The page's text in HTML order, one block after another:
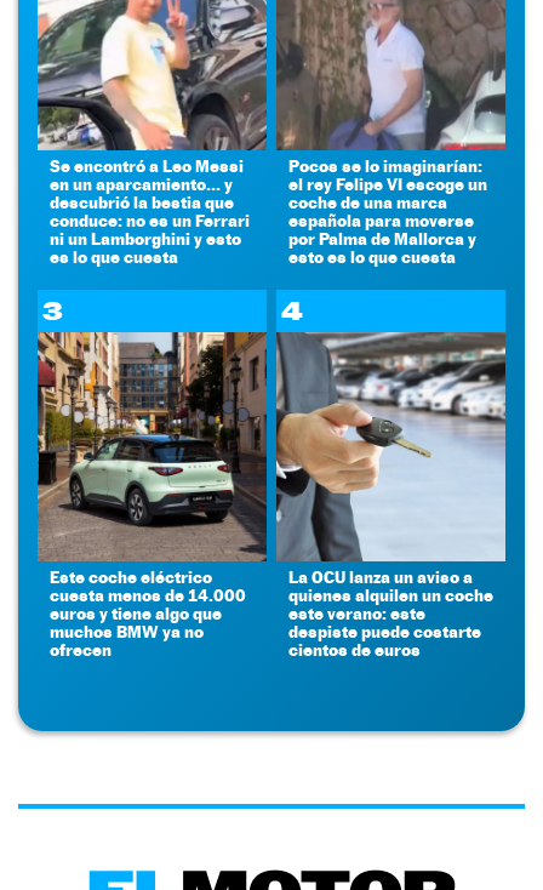
Se encontró a Leo Messi
en un aparcamiento... y
descubrió la bestia que
conduce: no es un Ferrari
ni un Lamborghini y esto
es lo que cuesta
Pocos se lo imaginarían:
el rey Felipe VI escoge un
coche de una marca
española para moverse
por Palma de Mallorca y
esto es lo que cuesta
3
Este coche eléctrico
cuesta menos de 14.000
euros y tiene algo que
muchos BMW ya no
ofrecen
4
La OCU lanza un aviso a
quienes alquilen un coche
este verano: este
despiste puede costarte
cientos de euros